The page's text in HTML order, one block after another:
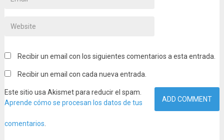
Recibir un email con los siguientes comentarios a esta entrada.
Recibir un email con cada nueva entrada.
Este sitio usa Akismet para reducir el spam.
Aprende cómo se procesan los datos de tus
comentarios